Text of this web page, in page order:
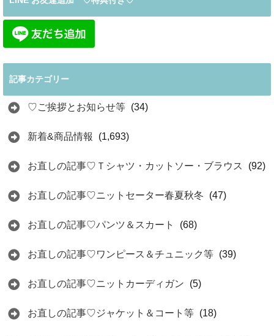
記事カテゴリー
♡ご挨拶とお知らせ等 (34)
新着&商品情報 (1,693)
お直しの記事♡Ｔシャツ・カットソー・ブラウス (92)
お直しの記事♡ニットセーター春夏秋冬 (47)
お直しの記事♡パンツ＆スカート (68)
お直しの記事♡ワンピース＆チュニック等 (39)
お直しの記事♡ニットカーディガン (5)
お直しの記事♡ジャケット＆コート等 (18)